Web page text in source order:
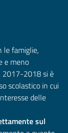
le famiglie,
e meno
2017-2018 si è
scolastico in cui
delle
sul